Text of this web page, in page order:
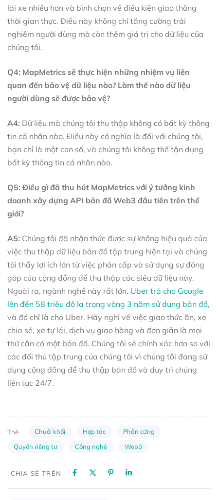
lái xe nhiều hơn và bình chọn về điều kiện giao thông
thời gian thực. Điều này không chỉ tăng cường trải
nghiệm người dùng mà còn thêm giá trị cho dữ liệu của
chúng tôi.
Q4: MapMetrics sẽ thực hiện những nhiệm vụ liên
quan đến bảo vệ dữ liệu nào? Làm thế nào dữ liệu
người dùng sẽ được bảo vệ?
A4: Dữ liệu mà chúng tôi thu thập không có bất kỳ thông
tin cá nhân nào. Điều này có nghĩa là đối với chúng tôi,
bạn chỉ là một con số, và chúng tôi không thể tận dụng
bất kỳ thông tin cá nhân nào.
Q5: Điều gì đã thu hút MapMetrics với ý tưởng kinh
doanh xây dựng API bản đồ Web3 đầu tiên trên thế
giới?
A5: Chúng tôi đã nhận thức được sự không hiệu quả của
việc thu thập dữ liệu bản đồ tập trung hiện tại và chúng
tôi thấy lợi ích lớn từ việc phân cấp và sử dụng sự đóng
góp của cộng đồng để thu thập các siêu dữ liệu này.
Ngoài ra, ngành nghề này rất lớn. Uber trả cho Google
lên đến 58 triệu đô la trong vòng 3 năm sử dụng bản đồ,
và đó chỉ là cho Uber. Hãy nghĩ về việc giao thức ăn, xe
chia sẻ, xe tự lái, dịch vụ giao hàng và đơn giản là mọi
thứ cần có một bản đồ. Chúng tôi sẽ chính xác hơn so với
các đối thủ tập trung của chúng tôi vì chúng tôi đang sử
dụng cộng đồng để thu thập bản đồ và duy trì chúng
liên tục 24/7.
Thẻ Chuỗi khối Hợp tác
Phần cứng
Quyền riêng tư
Công nghệ Web3
CHIA SẺ TRÊN